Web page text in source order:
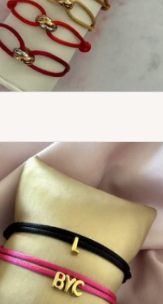
Bubble Letter Armband
ADD TO CART